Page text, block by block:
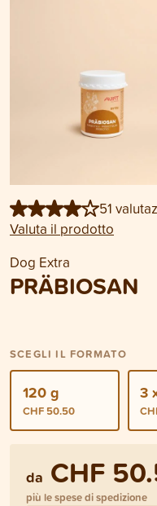
51
Valuta il prodotto
Dog Extra
PRÄBIOSAN
SCEGLI IL FORMATO
120 g
CHF 50.50
3
da CHF
più le spese di spedizione